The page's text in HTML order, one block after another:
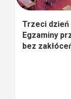
Trzeci
Egzaminy
bez